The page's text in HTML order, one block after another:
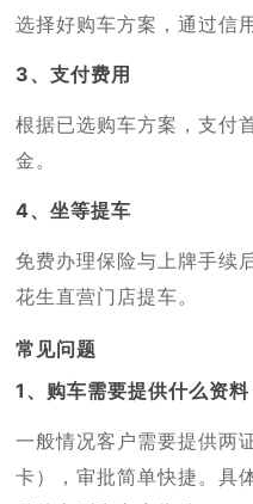
选择好购车方案，通过信
3、支付费用
根据已选购车方案，支付
金。
4、坐等提车
免费办理保险与上牌手续
花生直营门店提车。
常见问题
1、购车需要提供什么资料
一般情况客户需要提供两
卡），审批简单快捷。具